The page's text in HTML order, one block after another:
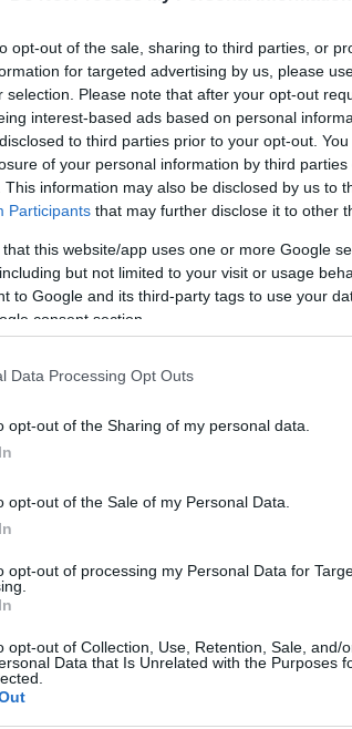
opt-out of the sale, sharing to third parties, or
for targeted advertising by us, please
selection. Please note that after your opt-out
interest-based ads based on personal
to third parties prior to your opt-out.
of your personal information by third parties
This information may also be disclosed by us to
Participants that may further disclose it to other
that this website/app uses one or more Google
but not limited to your visit or usage
to Google and its third-party tags to use your
consent section.
Data Processing Opt Outs
opt-out of the Sharing of my personal data.
opt-out of the Sale of my Personal Data.
opt-out of processing my Personal Data for
opt-out of Collection, Use, Retention, Sale, and/
Data that Is Unrelated with the Purposes
di essere esplorati.
gite fuori portanelle vicinanze
borghi storici, le opzioni sono varie
Milano
è verso il
panorami mozzafiato e l’opportunità